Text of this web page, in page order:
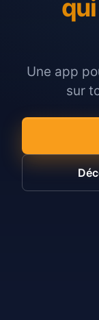
Une app
sur